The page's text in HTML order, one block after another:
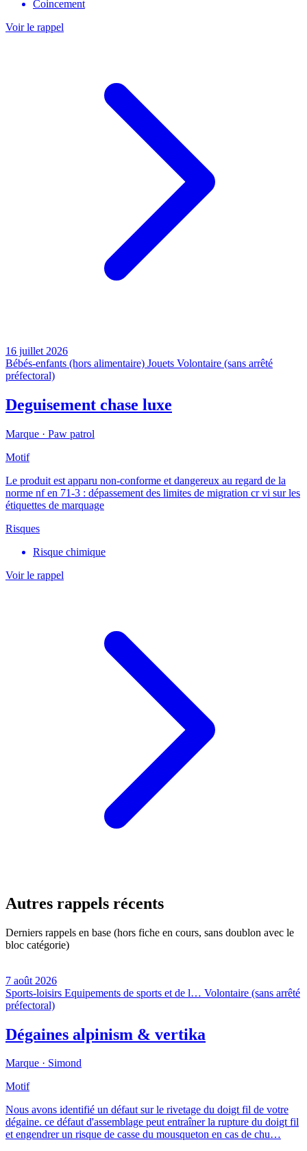
Coincement
Voir le rappel
16 juillet 2026
Bébés-enfants (hors alimentaire) Jouets Volontaire (sans arrêté
préfectoral)
Deguisement chase luxe
Marque · Paw patrol
Motif
Le produit est apparu non-conforme et dangereux au regard de la
norme nf en 71-3 : dépassement des limites de migration cr vi sur les
étiquettes de marquage
Risques
Risque chimique
Voir le rappel
Autres rappels récents
Derniers rappels en base (hors fiche en cours, sans doublon avec le
bloc catégorie)
7 août 2026
Sports-loisirs Equipements de sports et de l… Volontaire (sans arrêté
préfectoral)
Dégaines alpinism & vertika
Marque · Simond
Motif
Nous avons identifié un défaut sur le rivetage du doigt fil de votre
dégaine. ce défaut d'assemblage peut entraîner la rupture du doigt fil
et engendrer un risque de casse du mousqueton en cas de chu…